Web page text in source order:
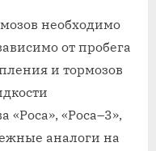
необходимо
от пробега
и тормозов
«Роса», «Роса–3»,
аналоги на